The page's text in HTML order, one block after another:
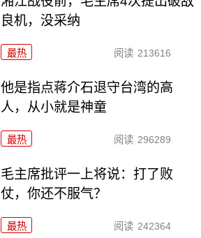
良机，没采纳
最热 阅读 213616
他是指点蒋介石退守台湾的高
人，从小就是神童
最热 阅读 296289
毛主席批评一上将说：打了败
仗，你还不服气？
最热 阅读 242364